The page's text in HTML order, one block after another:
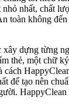
nhất, chất
toàn không
xây dựng từng
thẻ, một chữ
để tạo nên